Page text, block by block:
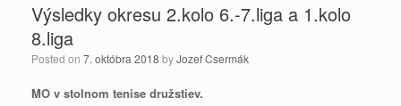
Výsledky okresu 2.kolo 6.-7.liga a 1.kolo
8.liga
Posted on 7. októbra 2018 byJozef Csermák
MO v stolnom tenise družstiev.